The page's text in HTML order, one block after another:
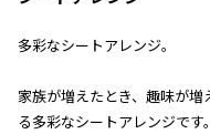
多彩なシートアレンジ。
家族が増えたとき、趣味が
る多彩なシートアレンジです。